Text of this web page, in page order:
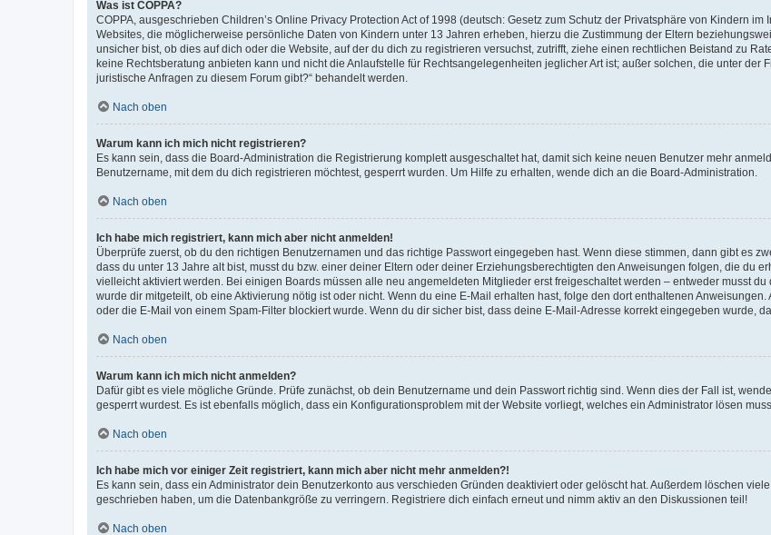
Was ist COPPA?
COPPA, ausgeschrieben Children’s Online Privacy Protection Act of 1998 (deutsch: Gesetz zum Schutz der Privatsphäre von Kindern
Websites, die möglicherweise persönliche Daten von Kindern unter 13 Jahren erheben, hierzu die Zustimmung der Eltern
unsicher bist, ob dies auf dich oder die Website, auf der du dich zu registrieren versuchst, zutrifft, ziehe einen rechtlichen Beistand zu
keine Rechtsberatung anbieten kann und nicht die Anlaufstelle für Rechtsangelegenheiten jeglicher Art ist; außer solchen, die unter der
juristische Anfragen zu diesem Forum gibt?“ behandelt werden.
Nach oben
Warum kann ich mich nicht registrieren?
Es kann sein, dass die Board-Administration die Registrierung komplett ausgeschaltet hat, damit sich keine neuen Benutzer mehr
Benutzername, mit dem du dich registrieren möchtest, gesperrt wurden. Um Hilfe zu erhalten, wende dich an die Board-Administration.
Nach oben
Ich habe mich registriert, kann mich aber nicht anmelden!
Überprüfe zuerst, ob du den richtigen Benutzernamen und das richtige Passwort eingegeben hast. Wenn diese stimmen, dann gibt es
dass du unter 13 Jahre alt bist, musst du bzw. einer deiner Eltern oder deiner Erziehungsberechtigten den Anweisungen folgen, die du
vielleicht aktiviert werden. Bei einigen Boards müssen alle neu angemeldeten Mitglieder erst freigeschaltet werden – entweder musst
wurde dir mitgeteilt, ob eine Aktivierung nötig ist oder nicht. Wenn du eine E-Mail erhalten hast, folge den dort enthaltenen
oder die E-Mail von einem Spam-Filter blockiert wurde. Wenn du dir sicher bist, dass deine E-Mail-Adresse korrekt eingegeben wurde,
Nach oben
Warum kann ich mich nicht anmelden?
Dafür gibt es viele mögliche Gründe. Prüfe zunächst, ob dein Benutzername und dein Passwort richtig sind. Wenn dies der Fall ist,
gesperrt wurdest. Es ist ebenfalls möglich, dass ein Konfigurationsproblem mit der Website vorliegt, welches ein Administrator lösen muss.
Nach oben
Ich habe mich vor einiger Zeit registriert, kann mich aber nicht mehr anmelden?!
Es kann sein, dass ein Administrator dein Benutzerkonto aus verschieden Gründen deaktiviert oder gelöscht hat. Außerdem löschen
geschrieben haben, um die Datenbankgröße zu verringern. Registriere dich einfach erneut und nimm aktiv an den Diskussionen teil!
Nach oben